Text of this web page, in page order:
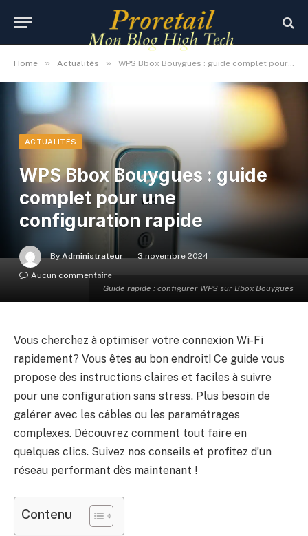
Home » Actualités » WPS Bbox Bouygues : guide complet pour une configuration rapide
Guide rapide : configurer WPS sur Bbox Bouygues
ACTUALITÉS
WPS Bbox Bouygues : guide
complet pour une
configuration rapide
By Administrateur
3 novembre 2024
Aucun commentaire
Vous cherchez à optimiser votre connexion Wi-Fi
rapidement? Vous êtes au bon endroit! Ce guide vous
propose des instructions claires et faciles à suivre
pour une configuration sans stress. Plus besoin de
galérer avec les câbles ou les paramétrages
complexes. Découvrez comment tout faire en
quelques clics. Suivez nos conseils et profitez d’un
réseau performant dès maintenant !
Contenu